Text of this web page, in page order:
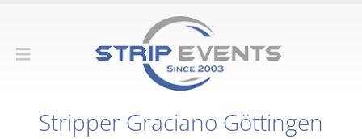
Stripper Graciano Göttingen